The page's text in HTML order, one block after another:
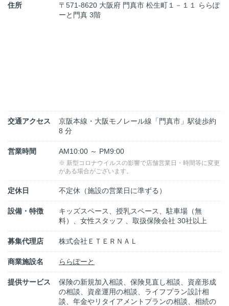
住所
〒571-8620 大阪府 門真市 松生町１－１１ ららぽ
ーと門真 3階
交通アクセス
京阪本線・大阪モノレール線「門真市」駅徒歩約
8 分
営業時間 AM10:00 ～ PM9:00
※ 新型コロナウイルスの影響で店舗営業日・時間等に変更
がある場合がございます。
定休日 不定休（施設の営業日に準ずる）
設備・特徴
キッズスペース、授乳スペース、駐車場（無
料）、女性スタッフ 、取扱保険会社 30社以上
募集代理店 株式会社ＥＴＥＲＮＡＬ
商業施設名 ららぽーと
提供サービス
保険の新規加入相談、保険見直し相談、資産形成
の相談、資産運用の相談、ライフプラン設計相
談、年金やリタイアメントプランの相談、相続の